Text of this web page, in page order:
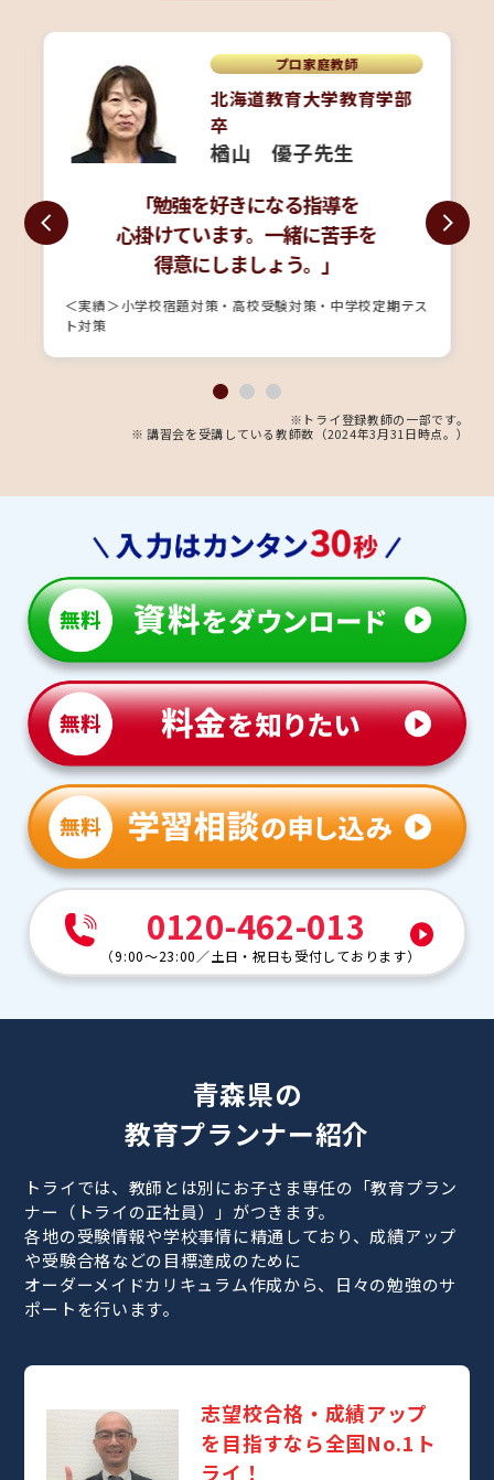
プロ家庭教師
北海道教育大学教育学部
卒
楢山 優子先生
「勉強を好きになる指導を
心掛けています。一緒に苦手を
得意にしましょう。」
＜実績＞小学校宿題対策・高校受験対策・中学校定期テス
ト対策
※トライ登録教師の一部です。
※ 講習会を受講している教師数（2024年3月31日時点。）
0120-462-013
（9:00～23:00 ／土日・祝日も受付しております）
青森県の
教育プランナー紹介
トライでは、教師とは別にお子さま専任の「教育プラン
ナー（トライの正社員）」がつきます。
各地の受験情報や学校事情に精通しており、成績アップ
や受験合格などの目標達成のために
オーダーメイドカリキュラム作成から、日々の勉強のサ
ポートを行います。
志望校合格・成績アップ
を目指すなら全国No.1ト
ライ！